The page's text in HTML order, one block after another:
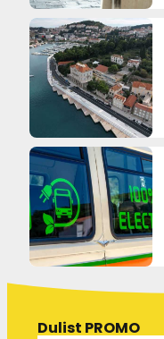
Dulist PROMO